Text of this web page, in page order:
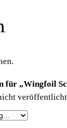
für „Wingfoil